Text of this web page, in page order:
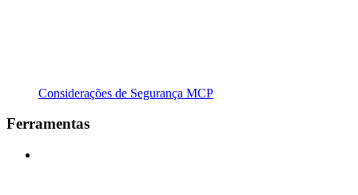
Considerações de Segurança MCP
Ferramentas